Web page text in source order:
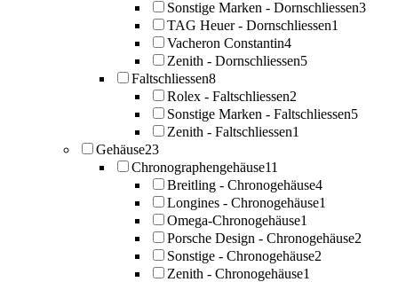
Sonstige Marken - Dornschliessen3
TAG Heuer - Dornschliessen1
Vacheron Constantin4
Zenith - Dornschliessen5
Faltschliessen8
Rolex - Faltschliessen2
Sonstige Marken - Faltschliessen5
Zenith - Faltschliessen1
Gehäuse23
Chronographengehäuse11
Breitling - Chronogehäuse4
Longines - Chronogehäuse1
Omega-Chronogehäuse1
Porsche Design - Chronogehäuse2
Sonstige - Chronogehäuse2
Zenith - Chronogehäuse1